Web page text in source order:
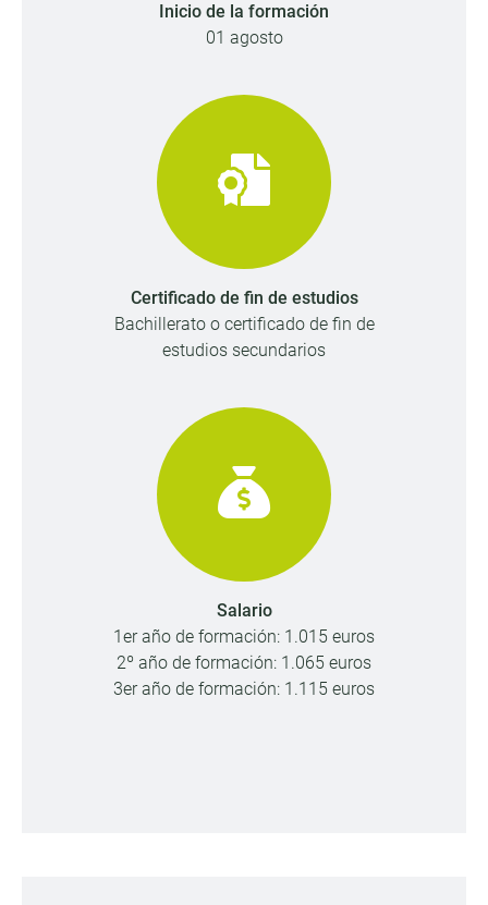
Inicio de la formación
01 agosto
Certificado de fin de estudios
Bachillerato o certificado de fin de
estudios secundarios
Salario
1er año de formación: 1.015 euros
2º año de formación: 1.065 euros
3er año de formación: 1.115 euros